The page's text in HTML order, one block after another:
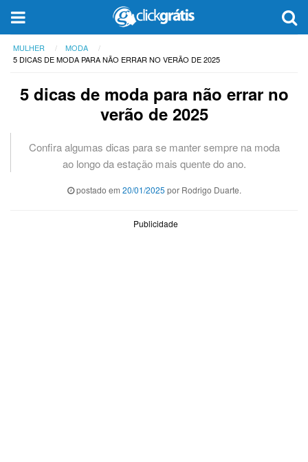
MULHER
MODA
5 DICAS DE MODA PARA NÃO ERRAR NO VERÃO DE 2025
5 dicas de moda para não errar no
verão de 2025
Confira algumas dicas para se manter sempre na moda
ao longo da estação mais quente do ano.
postado em 20/01/2025 por Rodrigo Duarte.
Publicidade